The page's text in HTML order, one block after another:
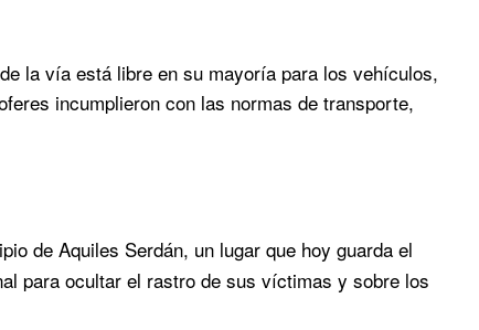
la vía está libre en su mayoría para los vehículos,
incumplieron con las normas de transporte,
de Aquiles Serdán, un lugar que hoy guarda el
para ocultar el rastro de sus víctimas y sobre los